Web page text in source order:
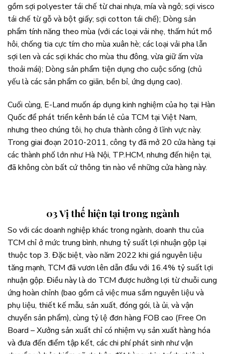
gồm sợi polyester tái chế từ chai nhựa, mía và ngô; sợi visco
tái chế từ gỗ và bột giấy; sợi cotton tái chế); Dòng sản
phẩm tính năng theo mùa (với các loại vải nhẹ, thấm hút mồ
hôi, chống tia cực tím cho mùa xuân hè; các loại vải pha lẫn
sợi len và các sợi khác cho mùa thu đông, vừa giữ ấm vừa
thoải mái); Dòng sản phẩm tiện dụng cho cuộc sống (chủ
yếu là các sản phẩm co giãn, bền bỉ, ứng dụng cao).
Cuối cùng, E-Land muốn áp dụng kinh nghiệm của họ tại Hàn
Quốc để phát triển kênh bán lẻ của TCM tại Việt Nam,
nhưng theo chúng tôi, họ chưa thành công ở lĩnh vực này.
Trong giai đoạn 2010-2011, công ty đã mở 20 cửa hàng tại
các thành phố lớn như Hà Nội, TP.HCM, nhưng đến hiện tại,
đã không còn bất cứ thông tin nào về những cửa hàng này.
03 Vị thế hiện tại trong ngành
So với các doanh nghiệp khác trong ngành, doanh thu của
TCM chỉ ở mức trung bình, nhưng tỷ suất lợi nhuận gộp lại
thuộc top 3. Đặc biệt, vào năm 2022 khi giá nguyên liệu
tăng mạnh, TCM đã vươn lên dẫn đầu với 16.4% tỷ suất lợi
nhuận gộp. Điều này là do TCM được hưởng lợi từ chuỗi cung
ứng hoàn chỉnh (bao gồm cả việc mua sắm nguyên liệu và
phụ liệu, thiết kế mẫu, sản xuất, đóng gói, là ủi, và vận
chuyển sản phẩm), cùng tỷ lệ đơn hàng FOB cao (Free On
Board – Xưởng sản xuất chỉ có nhiệm vụ sản xuất hàng hóa
và đưa đến điểm tập kết, các chi phí phát sinh như vận